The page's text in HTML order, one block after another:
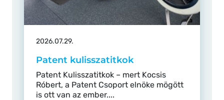
2026.07.29.
Patent kulisszatitkok
Patent Kulisszatitkok – mert Kocsis
Róbert, a Patent Csoport elnöke mögött
is ott van az ember....